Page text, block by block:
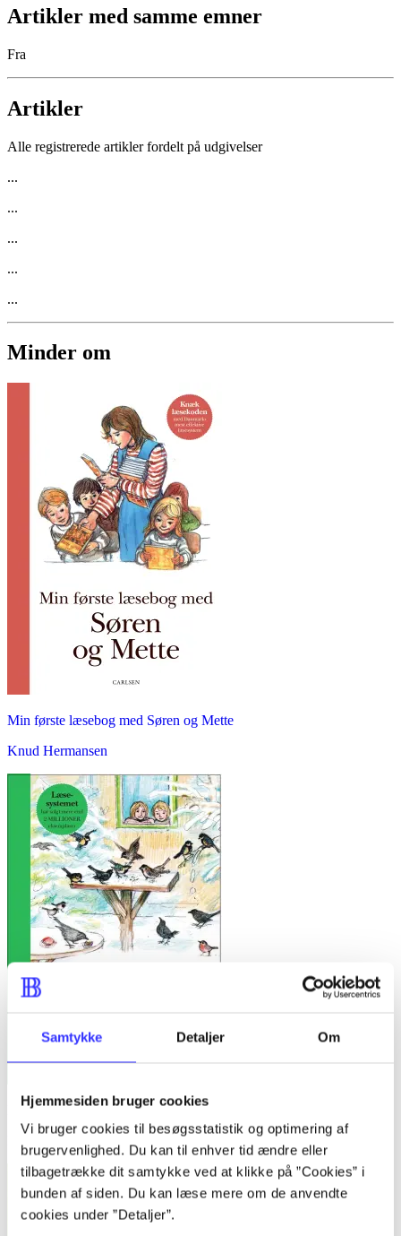
Samtykke Detaljer Om
Hjemmesiden bruger cookies
Vi bruger cookies til besøgsstatistik og optimering af
brugervenlighed. Du kan til enhver tid ændre eller
tilbagetrække dit samtykke ved at klikke på ”Cookies” i
bunden af siden. Du kan læse mere om de anvendte
cookies under ”Detaljer”.
Artikler med samme emner
Fra
Artikler
Alle registrerede artikler fordelt på udgivelser
...
...
...
...
...
Minder om
Min første læsebog med Søren og Mette
Knud Hermansen
Min læsebog med Søren og Mette : 1.-2. klasse
Knud Hermansen